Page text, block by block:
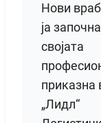
Нови
ја
својата
приказна
„Лидл“